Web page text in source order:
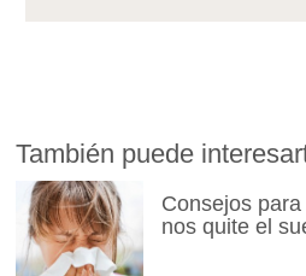
También puede
Consejos
nos quite el